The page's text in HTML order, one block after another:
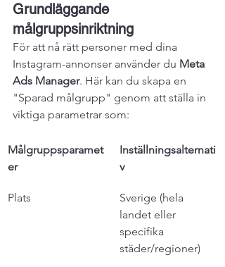
Grundläggande
målgruppsinriktning
För att nå rätt personer med dina
Instagram-annonser använder du Meta
Ads Manager. Här kan du skapa en
"Sparad målgrupp" genom att ställa in
viktiga parametrar som:
Målgruppsparamet
er
Inställningsalternati
v
Plats
Sverige (hela
landet eller
specifika
städer/regioner)